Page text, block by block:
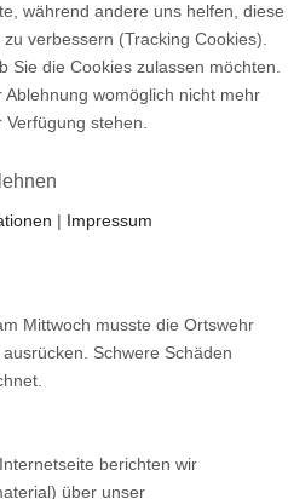
Mittwoch musste die Ortswehr
Schwere Schäden
berichten wir
über unser
während andere uns helfen, diese
verbessern (Tracking Cookies).
Sie die Cookies zulassen möchten.
womöglich nicht mehr
stehen.
| Impressum